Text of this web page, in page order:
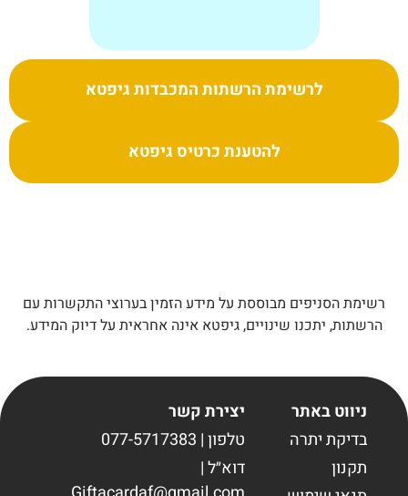
לרשימת הרשתות המכבדות גיפטא
להטענת כרטיס גיפטא
רשימת הסניפים מבוססת על מידע הזמין בערוצי התקשרות עם
הרשתות, יתכנו שינויים, גיפטא אינה אחראית על דיוק המידע.
ניווט באתר
בדיקת יתרה
תקנון
יצירת קשר
טלפון | 077-5717383
דוא״ל |